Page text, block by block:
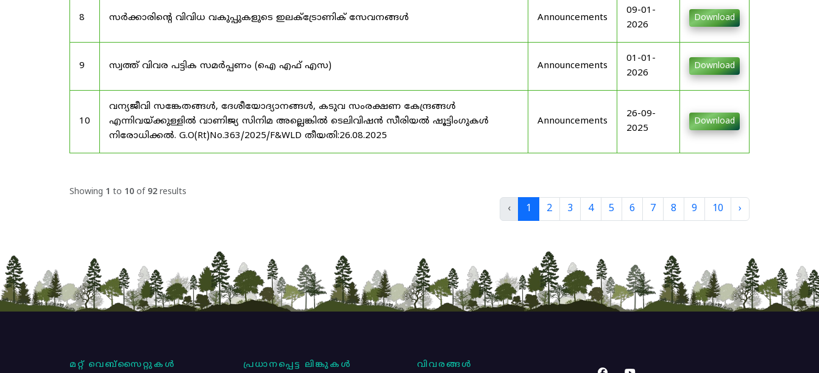
8 സർക്കാരിന്റെ വിവിധ വകുപ്പുകളുടെ ഇലക്ട്രോണിക് സേവനങ്ങൾ Announcements
09-01-
2026
Download
9 സ്വത്ത് വിവര പട്ടിക സമർപ്പണം (ഐ എഫ് എസ) Announcements
01-01-
2026
Download
10
വന്യജീവി സങ്കേതങ്ങൾ, ദേശീയോദ്യാനങ്ങൾ, കടുവ സംരക്ഷണ കേന്ദ്രങ്ങൾ
എന്നിവയ്ക്കുള്ളിൽ വാണിജ്യ സിനിമ അല്ലെങ്കിൽ ടെലിവിഷൻ സീരിയൽ ഷൂട്ടിംഗുകൾ
നിരോധിക്കൽ. G.O(Rt)No.363/2025/F&WLD തീയതി:26.08.2025
Announcements
26-09-
2025
Download
Showing 1 to 10 of 92 results
‹ 1 2 3 4 5 6 7 8 9 10 ›
മറ്റ് വെബ്സൈറ്റുകൾ പ്രധാനപ്പെട്ട ലിങ്കുകൾ വിവരങ്ങൾ